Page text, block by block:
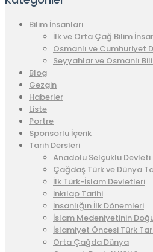
Bilim İnsanları
İlk ve Orta Çağ Bilim
Osmanlı ve Cumhuriyet
Seyyahlar ve Osmanlı
Blog
Gezgin
Haberler
Liste
Portre
Sponsorlu İçerik
Tarih Dersleri
Anadolu Selçuklu Devleti
Çağdaş Türk ve Dünya
İlk Türk-İslam Devletleri
İnkılap Tarihi
İnsanlığın İlk Dönemleri
İslam Medeniyetinin
İslamiyet Öncesi Türk
Orta Çağda Dünya